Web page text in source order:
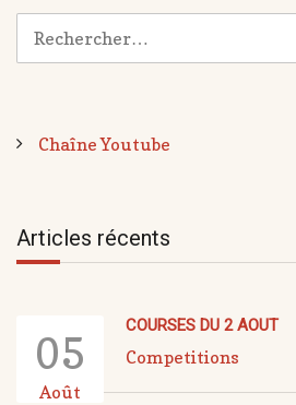
Chaîne Youtube
Articles récents
05
Août
COURSES DU 2 AOUT
Competitions